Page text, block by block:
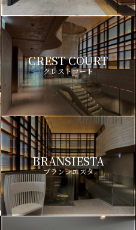
CREST COURT
クレストコート
BRANSIESTA
ブランシエスタ